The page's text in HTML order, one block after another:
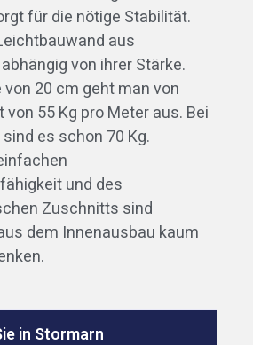
für die nötige Stabilität.
aus
von ihrer Stärke.
20 cm geht man von
55 Kg pro Meter aus. Bei
es schon 70 Kg.
und des
Zuschnitts sind
dem Innenausbau kaum
in Stormarn